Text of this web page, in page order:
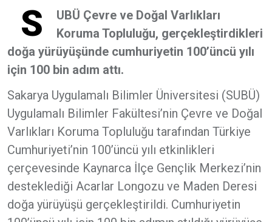
S
UBÜ Çevre ve Doğal Varlıkları
Koruma Topluluğu, gerçekleştirdikleri
doğa yürüyüşünde cumhuriyetin 100’üncü yılı
için 100 bin adım attı.
Sakarya Uygulamalı Bilimler Üniversitesi (SUBÜ)
Uygulamalı Bilimler Fakültesi’nin Çevre ve Doğal
Varlıkları Koruma Topluluğu tarafından Türkiye
Cumhuriyeti’nin 100’üncü yılı etkinlikleri
çerçevesinde Kaynarca İlçe Gençlik Merkezi’nin
desteklediği Acarlar Longozu ve Maden Deresi
doğa yürüyüşü gerçekleştirildi. Cumhuriyetin